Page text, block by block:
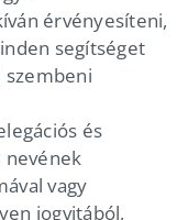
érvényesíteni,
segítséget
szembeni
és
nevének
vagy
jogvitából,